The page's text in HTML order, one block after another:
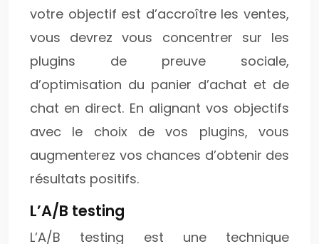
votre objectif est d’accroître les ventes,
vous devrez vous concentrer sur les
plugins de preuve sociale,
d’optimisation du panier d’achat et de
chat en direct. En alignant vos objectifs
avec le choix de vos plugins, vous
augmenterez vos chances d’obtenir des
résultats positifs.
L’A/B testing
L’A/B testing est une technique